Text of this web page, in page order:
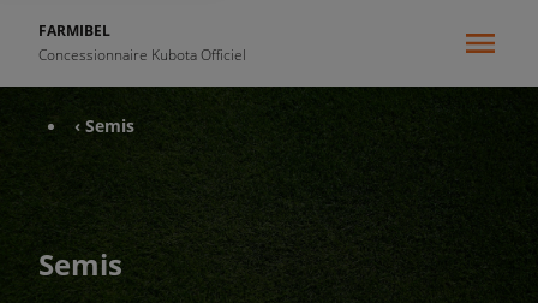
FARMIBEL
Concessionnaire Kubota Officiel
‹ Semis
Semis